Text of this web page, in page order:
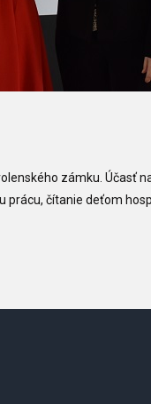
zámku. Účasť
prácu, čítanie deťom